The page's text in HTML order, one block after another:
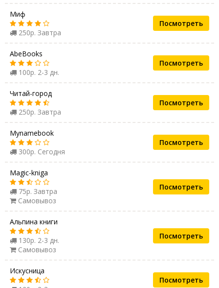
Миф
250р. Завтра
Посмотреть
AbeBooks
100р. 2-3 дн.
Посмотреть
Читай-город
250р. Завтра
Посмотреть
Mynamebook
300р. Сегодня
Посмотреть
Magic-kniga
75р. Завтра
Самовывоз
Посмотреть
Альпина книги
130р. 2-3 дн.
Самовывоз
Посмотреть
Искусница
Посмотреть